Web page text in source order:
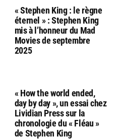
« Stephen King : le règne
éternel » : Stephen King
mis à l’honneur du Mad
Movies de septembre
2025
« How the world ended,
day by day », un essai chez
Lividian Press sur la
chronologie du « Fléau »
de Stephen King